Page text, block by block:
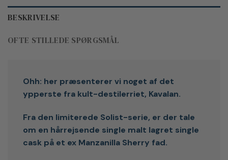
BESKRIVELSE
OFTE STILLEDE SPØRGSMÅL
Ohh: her præsenterer vi noget af det
ypperste fra kult-destilerriet, Kavalan.
Fra den limiterede Solist-serie, er der tale
om en hårrejsende single malt lagret single
cask på et ex Manzanilla Sherry fad.